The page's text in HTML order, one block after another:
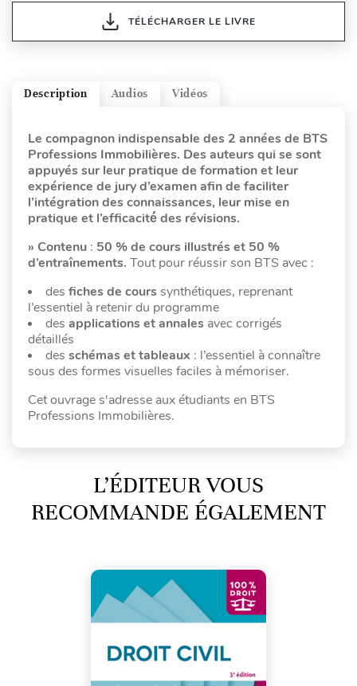
TÉLÉCHARGER LE LIVRE
Vidéos
Audios
Description
Le compagnon indispensable des 2 années de BTS
Professions Immobilières. Des auteurs qui se sont
appuyés sur leur pratique de formation et leur
expérience de jury d’examen afin de faciliter
l’intégration des connaissances, leur mise en
pratique et l’efficacité́ des révisions.
» Contenu : 50 % de cours illustrés et 50 %
d’entraînements. Tout pour réussir son BTS avec :
des fiches de cours synthétiques, reprenant
l’essentiel à retenir du programme
des applications et annales avec corrigés
détaillés
des schémas et tableaux : l’essentiel à connaître
sous des formes visuelles faciles à mémoriser.
Cet ouvrage s'adresse aux étudiants en BTS
Professions Immobilières.
L’ÉDITEUR VOUS
RECOMMANDE ÉGALEMENT